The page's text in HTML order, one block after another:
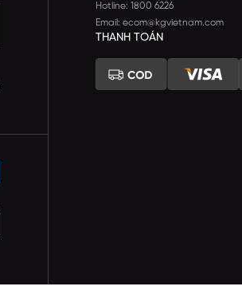
Hotline: 1800 6226
Email: ecom@kgvietnam.com
THANH TOÁN